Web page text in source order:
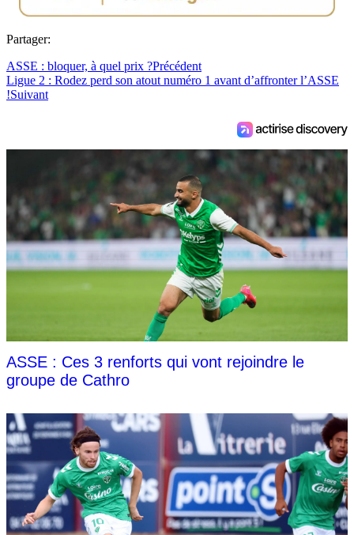
Partager:
ASSE : bloquer, à quel prix ?Précédent
Ligue 2 : Rodez perd son atout numéro 1 avant d’affronter l’ASSE
!Suivant
ASSE : Ces 3 renforts qui vont rejoindre le
groupe de Cathro